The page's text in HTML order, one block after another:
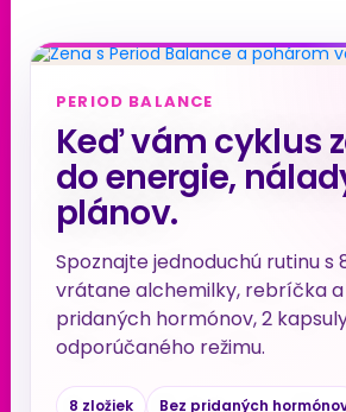
PERIOD BALANCE
Keď vám cyklus
do energie,
plánov.
Spoznajte jednoduchú rutinu s
vrátane alchemilky, rebríčka a
pridaných hormónov, 2
odporúčaného režimu.
8 zložiek
Bez pridaných